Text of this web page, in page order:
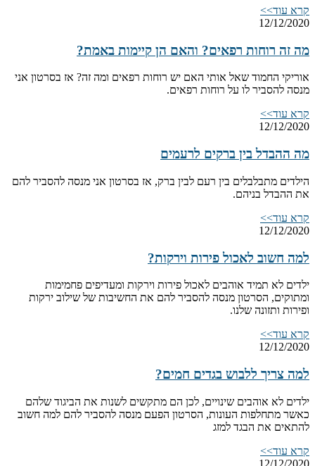
קרא עוד>>
12/12/2020
מה זה רוחות רפאים? והאם הן קיימות באמת?
אוריקי החמוד שאל אותי האם יש רוחות רפאים ומה זה? אז בסרטון אני
מנסה להסביר לו על רוחות רפאים.
קרא עוד>>
12/12/2020
מה ההבדל בין ברקים לרעמים
הילדים מתבלבלים בין רעם לבין ברק, אז בסרטון אני מנסה להסביר להם
את ההבדל בניהם.
קרא עוד>>
12/12/2020
למה חשוב לאכול פירות וירקות?
ילדים לא תמיד אוהבים לאכול פירות וירקות ומעדיפים פחמימות
ומתוקים, הסרטון מנסה להסביר להם את החשיבות של שילוב ירקות
ופירות ותזונה שלנו.
קרא עוד>>
12/12/2020
למה צריך ללבוש בגדים חמים?
ילדים לא אוהבים שינויים, לכן הם מתקשים לשנות את הביגוד שלהם
כאשר מתחלפות העונות, הסרטון הפעם מנסה להסביר להם למה חשוב
להתאים את הבגד למזג
קרא עוד>>
12/12/2020